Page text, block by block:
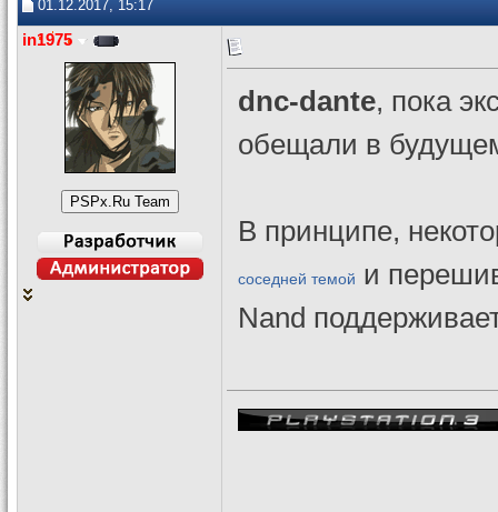
01.12.2017, 15:17
in1975
dnc-dante, пока
обещали в
В принципе,
соседней темой и
Nand